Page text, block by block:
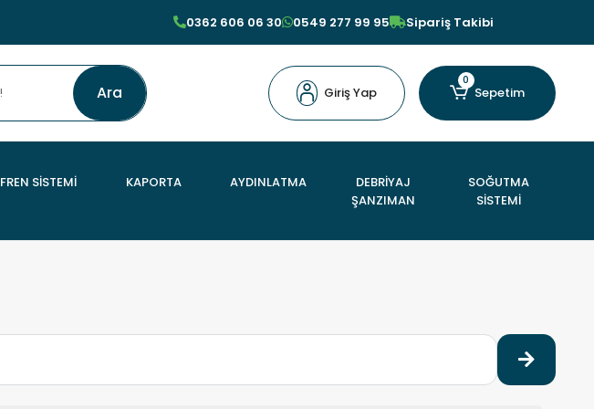
0362 606 06 30 0549 277 99 95 Sipariş Takibi
Ara Giriş Yap
0
Sepetim
FREN SİSTEMİ KAPORTA AYDINLATMA
DEBRİYAJ
ŞANZIMAN
SOĞUTMA
SİSTEMİ